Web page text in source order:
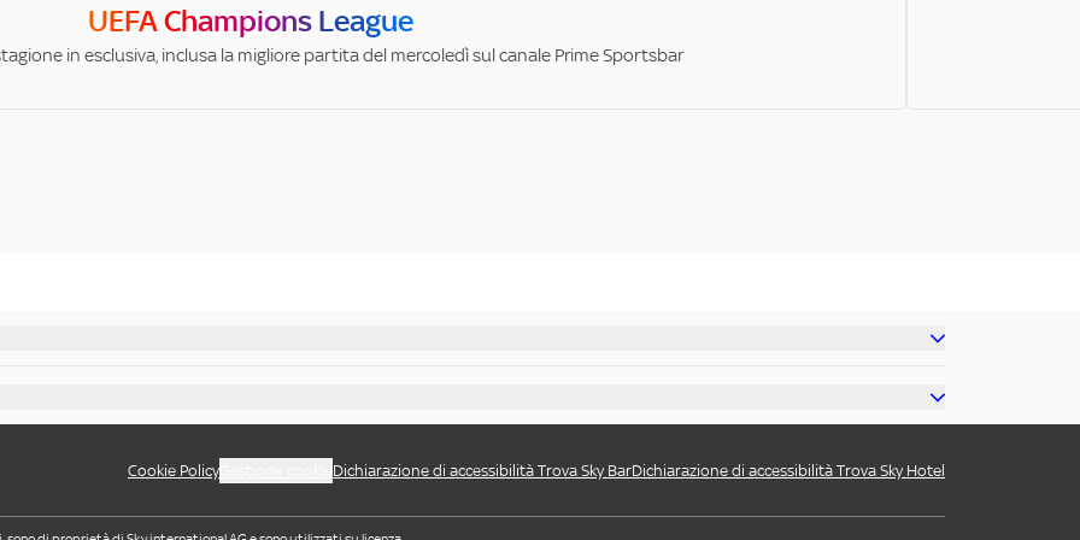
UEFA Champions League
in esclusiva, inclusa la migliore partita del mercoledì sul canale Prime Sportsbar
Cookie Policy Dichiarazione di accessibilità Trova Sky BarDichiarazione di accessibilità Trova Sky Hotel